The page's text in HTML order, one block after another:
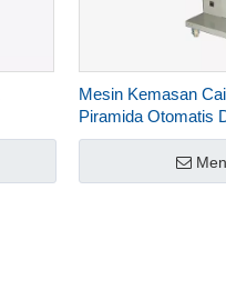
Mesin Kemasan
Piramida Otomatis